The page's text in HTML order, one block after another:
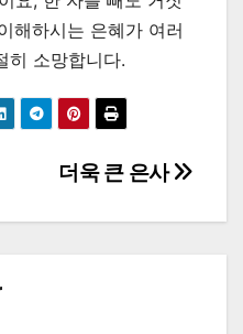
해하시는 은혜가 여러
히 소망합니다.
더욱 큰 은사